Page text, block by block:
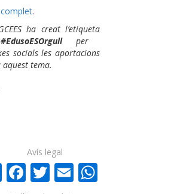
.
ha creat l’etiqueta
per
socials les aportacions
aquest tema.
LinkedIn
Facebook
Twitter
Email
Avís legal